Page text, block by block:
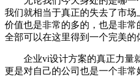
我们就相当于真正的失去了市
价值也是非常的多的，也是非
全部可以在这里得到一个完美的
企业vi设计方案的真正力量就
更是对自己的公司也是一个非